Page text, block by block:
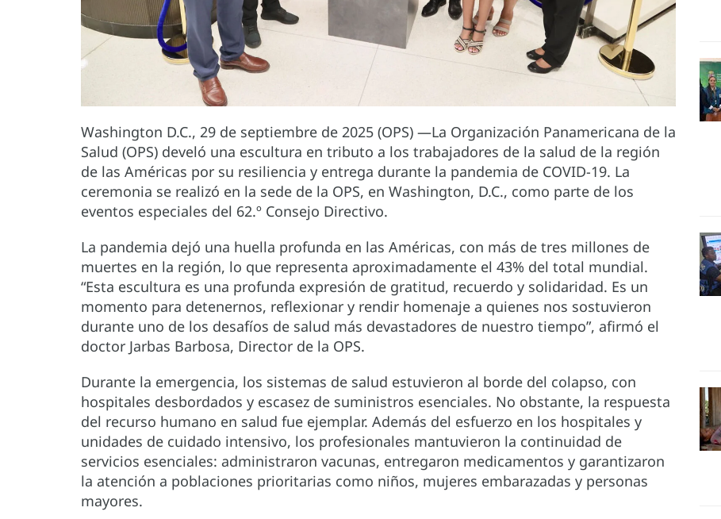
Washington D.C., 29 de septiembre de 2025 (OPS) —La Organización Panamericana de la
Salud (OPS) develó una escultura en tributo a los trabajadores de la salud de la región
de las Américas por su resiliencia y entrega durante la pandemia de COVID-19. La
ceremonia se realizó en la sede de la OPS, en Washington, D.C., como parte de los
eventos especiales del 62.º Consejo Directivo.
La pandemia dejó una huella profunda en las Américas, con más de tres millones de
muertes en la región, lo que representa aproximadamente el 43% del total mundial.
“Esta escultura es una profunda expresión de gratitud, recuerdo y solidaridad. Es un
momento para detenernos, reflexionar y rendir homenaje a quienes nos sostuvieron
durante uno de los desafíos de salud más devastadores de nuestro tiempo”, afirmó el
doctor Jarbas Barbosa, Director de la OPS.
Durante la emergencia, los sistemas de salud estuvieron al borde del colapso, con
hospitales desbordados y escasez de suministros esenciales. No obstante, la respuesta
del recurso humano en salud fue ejemplar. Además del esfuerzo en los hospitales y
unidades de cuidado intensivo, los profesionales mantuvieron la continuidad de
servicios esenciales: administraron vacunas, entregaron medicamentos y garantizaron
la atención a poblaciones prioritarias como niños, mujeres embarazadas y personas
mayores.